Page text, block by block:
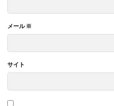
メール※
サイト